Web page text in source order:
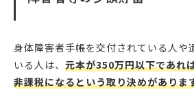
身体障害者手帳を交付されている人や
いる人は、 元本が350万円以下であれ
非課税になるという取り決めがありま